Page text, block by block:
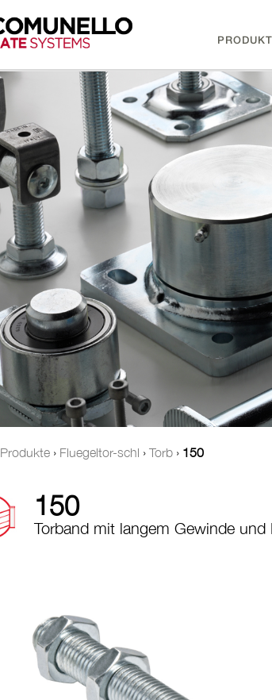
Produkte › Fluegeltor-schl › Torb › 150
150
Torband mit langem Gewinde und